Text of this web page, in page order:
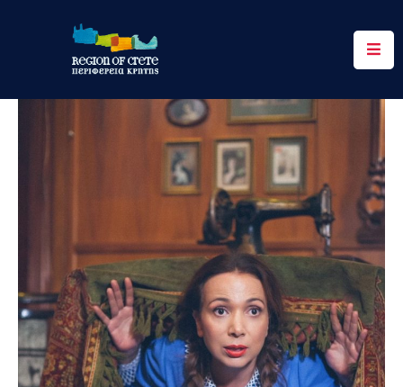
Περιφέρεια
Ψηφιακές
Υπηρεσίες
Επικοινωνία